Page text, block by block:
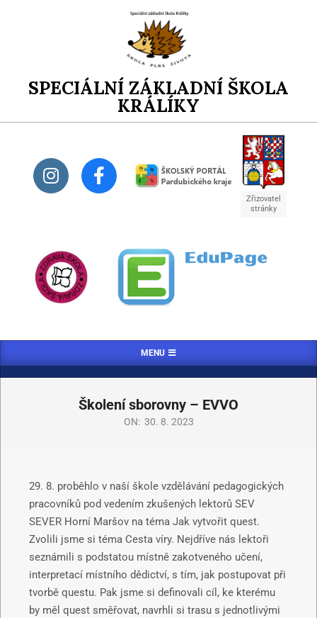
SPECIÁLNÍ ZÁKLADNÍ ŠKOLA
KRÁLÍKY
Zřizovatel
stránky
MENU
Školení sborovny – EVVO
ON: 30. 8. 2023
29. 8. proběhlo v naší škole vzdělávání pedagogických
pracovníků pod vedením zkušených lektorů SEV
SEVER Horní Maršov na téma Jak vytvořit quest.
Zvolili jsme si téma Cesta víry. Nejdříve nás lektoři
seznámili s podstatou místně zakotveného učení,
interpretací místního dědictví, s tím, jak postupovat při
tvorbě questu. Pak jsme si definovali cíl, ke kterému
by měl quest směřovat, navrhli si trasu s jednotlivými